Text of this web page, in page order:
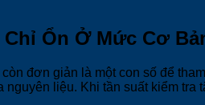
Ổn Ở Mức Cơ
đơn giản là một con số để
liệu. Khi tần suất kiểm